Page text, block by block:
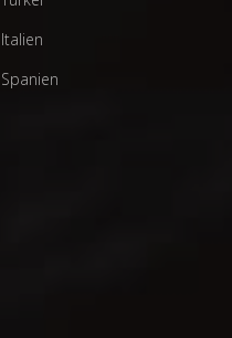
Italien
Spanien